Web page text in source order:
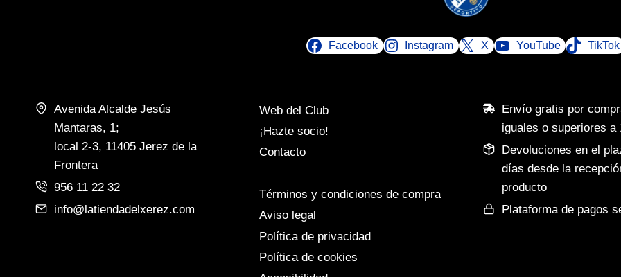
Facebook Instagram X YouTube TikTok
Avenida Alcalde Jesús
Mantaras, 1;
local 2-3, 11405 Jerez de la
Frontera
956 11 22 32
info@latiendadelxerez.com
Web del Club
¡Hazte socio!
Contacto
Términos y condiciones de compra
Aviso legal
Política de privacidad
Política de cookies
Envío gratis por
iguales o superiores a
Devoluciones en el
días desde la
producto
Plataforma de pagos